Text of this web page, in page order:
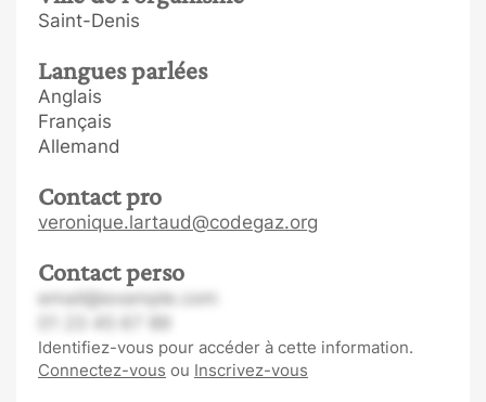
Saint-Denis
Langues parlées
Anglais
Français
Allemand
Contact pro
veronique.lartaud@codegaz.org
Contact perso
email@example.com
Identifiez-vous pour accéder à cette information.
Connectez-vous ou Inscrivez-vous